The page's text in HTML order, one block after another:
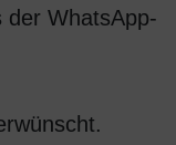
der WhatsApp-